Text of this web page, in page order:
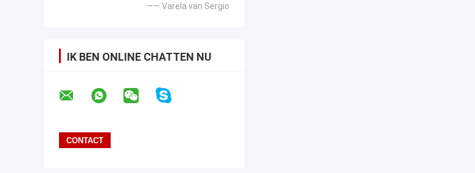
—— Varela van Sergio
IK BEN ONLINE CHATTEN NU